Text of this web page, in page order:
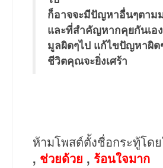
ก็อาจจะมีปัญหาอื่นๆตาม
และที่สำคัญหากคุยกันเอ
มูลผิดๆไป แก้ไขปัญหาผิด
ชีวิตคุณจะยิ่งเศร้า
ห้ามโพสต์ตั้งชื่อกระทู้โด
, ช่วยด้วย , ร้อนใจมาก